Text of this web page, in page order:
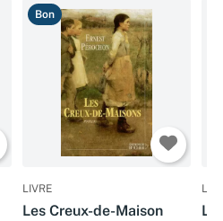
Bon
LIVRE
Les Creux-de-Maison